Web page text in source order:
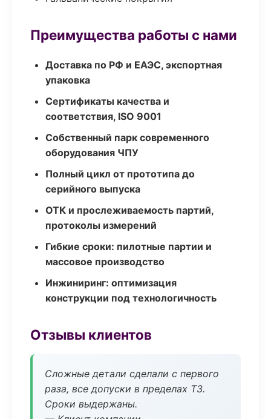
Преимущества работы с нами
Доставка по РФ и ЕАЭС, экспортная
упаковка
Сертификаты качества и
соответствия, ISO 9001
Собственный парк современного
оборудования ЧПУ
Полный цикл от прототипа до
серийного выпуска
ОТК и прослеживаемость партий,
протоколы измерений
Гибкие сроки: пилотные партии и
массовое производство
Инжиниринг: оптимизация
конструкции под технологичность
Отзывы клиентов
Сложные детали сделали с первого
раза, все допуски в пределах ТЗ.
Сроки выдержаны.